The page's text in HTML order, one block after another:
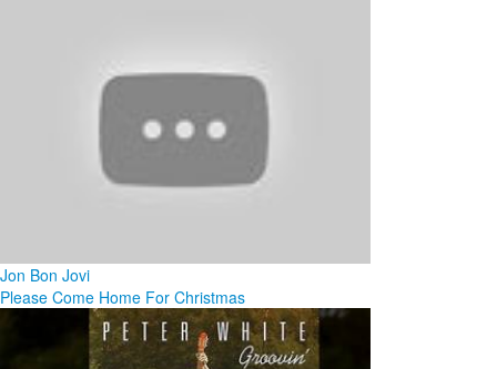
Jon Bon Jovi
Please Come Home For Christmas